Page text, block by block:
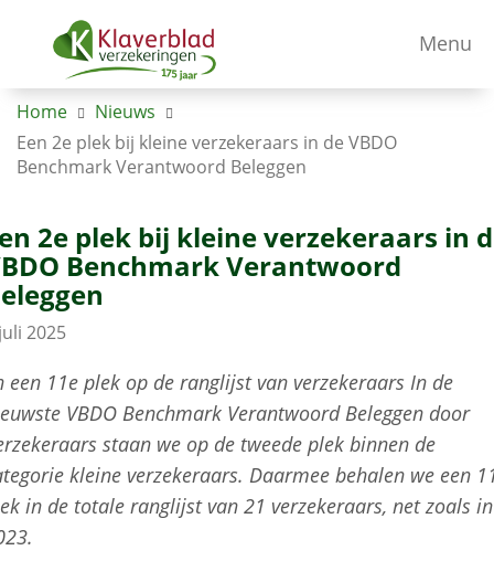
Menu
Home
Nieuws
Een 2e plek bij kleine verzekeraars in de VBDO
Benchmark Verantwoord Beleggen
2e plek bij kleine verzekeraars in
Benchmark Verantwoord
2025
een 11e plek op de ranglijst van verzekeraars In de
VBDO Benchmark Verantwoord Beleggen door
staan we op de tweede plek binnen de
kleine verzekeraars. Daarmee behalen we een
in de totale ranglijst van 21 verzekeraars, net zoals in